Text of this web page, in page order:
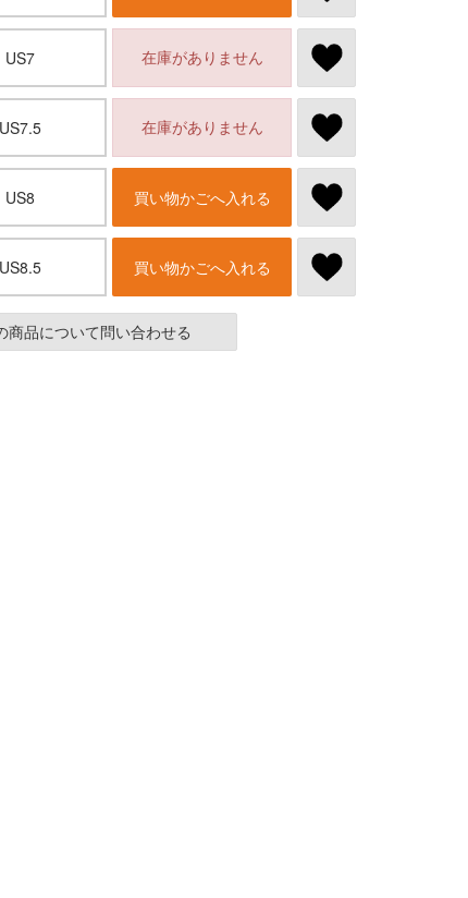
US7 在庫がありません
US7.5 在庫がありません
US8 買い物かごへ入れる
US8.5 買い物かごへ入れる
商品について問い合わせる